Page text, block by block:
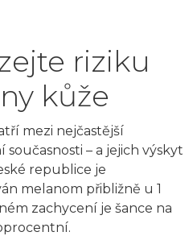
riziku
kůže
mezi nejčastější
– a jejich výskyt
republice je
melanom přibližně u 1
zachycení je šance na